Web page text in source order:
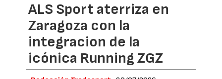
ALS Sport aterriza en
Zaragoza con la
integracion de la
icónica Running ZGZ